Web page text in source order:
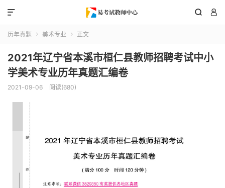
 

历年真题  美术专业  正文
2021年辽宁省本溪市桓仁县教师招聘考试中小
学美术专业历年真题汇编卷
2021-09-06 阅读(680)